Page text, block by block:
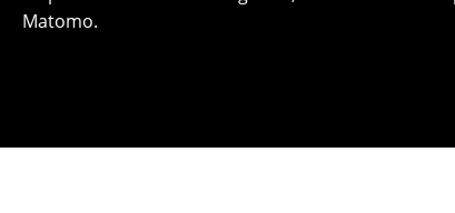
Matomo.